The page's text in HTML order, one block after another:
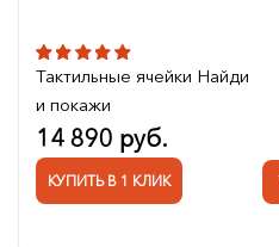
Тактильные ячейки Найди
и покажи
14 890 руб.
КУПИТЬ В 1 КЛИК